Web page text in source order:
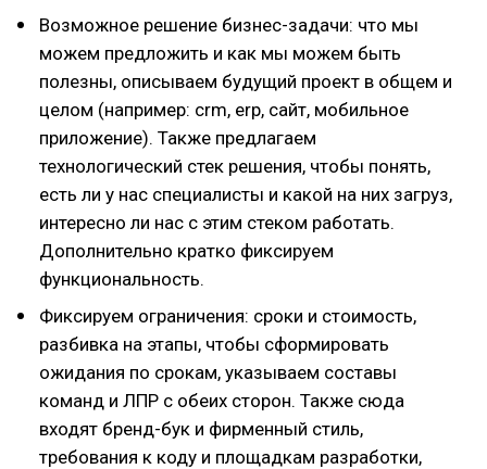
Возможное решение бизнес-задачи: что мы
можем предложить и как мы можем быть
полезны, описываем будущий проект в общем и
целом (например: crm, erp, сайт, мобильное
приложение). Также предлагаем
технологический стек решения, чтобы понять,
есть ли у нас специалисты и какой на них загруз,
интересно ли нас с этим стеком работать.
Дополнительно кратко фиксируем
функциональность.
Фиксируем ограничения: сроки и стоимость,
разбивка на этапы, чтобы сформировать
ожидания по срокам, указываем составы
команд и ЛПР с обеих сторон. Также сюда
входят бренд-бук и фирменный стиль,
требования к коду и площадкам разработки,